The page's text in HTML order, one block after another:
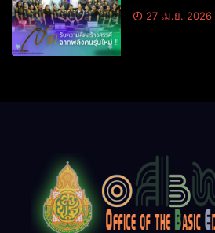
27 เม.ย. 2026